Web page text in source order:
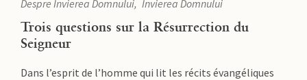
Despre Învierea Domnului Învierea Domnului
Trois questions sur la Résurrection du
Seigneur
Dans l’esprit de l’homme qui lit les récits évangéliques